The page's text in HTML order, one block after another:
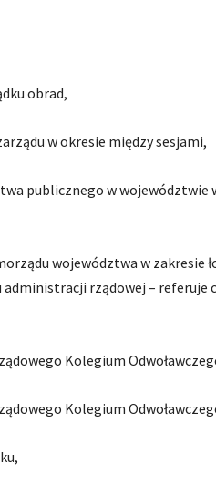
obrad,
w okresie między sesjami,
publicznego w województwie
województwa w zakresie
rządowej – referuje
Kolegium
Kolegium